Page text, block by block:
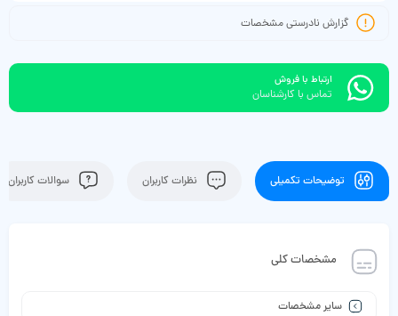
گزارش نادرستی مشخصات
ارتباط با فروش
تماس با کارشناسان
توضیحات تکمیلی نظرات کاربران سوالات کاربران
مشخصات کلی
سایر مشخصات